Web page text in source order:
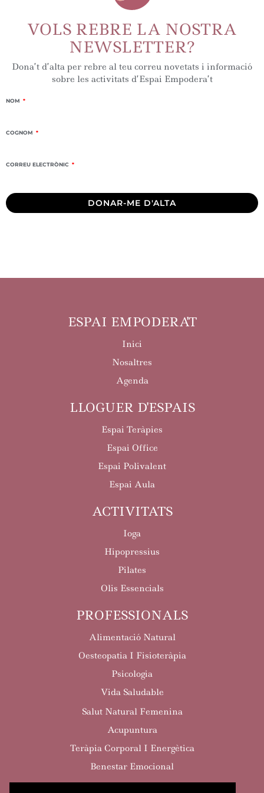
VOLS REBRE LA NOSTRA
NEWSLETTER?
Dona’t d’alta per rebre al teu correu novetats i informació
sobre les activitats d’Espai Empodera’t
NOM
COGNOM
CORREU ELECTRÒNIC
DONAR-ME D'ALTA
ESPAI EMPODERA'T
Inici
Nosaltres
Agenda
LLOGUER D'ESPAIS
Espai Teràpies
Espai Office
Espai Polivalent
Espai Aula
ACTIVITATS
Ioga
Hipopressius
Pilates
Olis Essencials
PROFESSIONALS
Alimentació Natural
Oesteopatia I Fisioteràpia
Psicologia
Vida Saludable
Salut Natural Femenina
Acupuntura
Teràpia Corporal I Energètica
Benestar Emocional